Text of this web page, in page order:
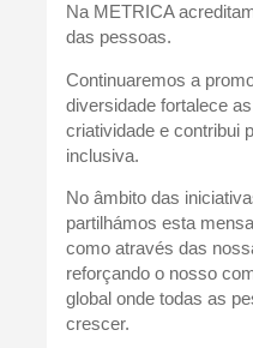
Na METRICA
das pessoas.
Continuaremos a
diversidade fortalece
criatividade e contribui
inclusiva.
No âmbito das
partilhámos esta
como através das
reforçando o nosso
global onde todas as
crescer.